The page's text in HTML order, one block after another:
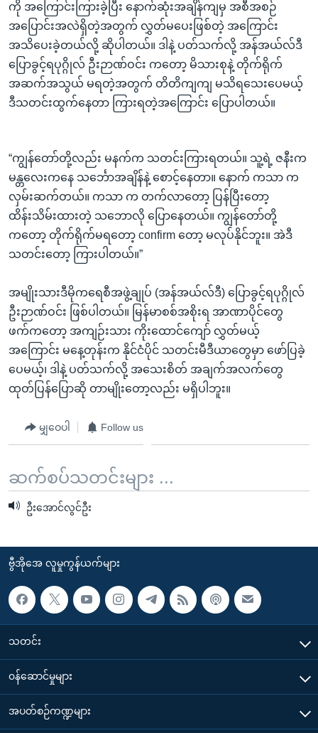
ကို အကြောင်းကြားခဲ့ပြီး နောက်ဆုံးအချိန်ကျမှ အစီအစဉ်
အပြောင်းအလဲရှိတဲ့အတွက် လွှတ်မပေးဖြစ်တဲ့ အကြောင်း
အသိပေးခဲ့တယ်လို့ ဆိုပါတယ်။ ဒါနဲ့ ပတ်သက်လို့ အန်အယ်လ်ဒီ
ပြောခွင့်ရပုဂ္ဂိုလ် ဦးဉာဏ်ဝင်း ကတော့ မိသားစုနဲ့ တိုက်ရိုက်
အဆက်အသွယ် မရတဲ့အတွက် တိတိကျကျ မသိရသေးပေမယ့်
ဒီသတင်းထွက်နေတာ ကြားရတဲ့အကြောင်း ပြောပါတယ်။
“ကျွန်တော်တို့လည်း မနက်က သတင်းကြားရတယ်။ သူ့ရဲ့ ဇနီးက
မန္တလေးကနေ သင်္ဘောအချိန်နဲ့ စောင့်နေတာ။ နောက် ကသာ က
လှမ်းဆက်တယ်။ ကသာ က တက်လာတော့ ပြန်ပြီးတော့
ထိန်းသိမ်းထားတဲ့ သဘောလို ပြောနေတယ်။ ကျွန်တော်တို့
ကတော့ တိုက်ရိုက်မရတော့ confirm တော့ မလုပ်နိုင်ဘူး။ အဲဒီ
သတင်းတော့ ကြားပါတယ်။”
အမျိုးသားဒီမိုကရေစီအဖွဲ့ချုပ် (အန်အယ်လ်ဒီ) ပြောခွင့်ရပုဂ္ဂိုလ်
ဦးဉာဏ်ဝင်း ဖြစ်ပါတယ်။ မြန်မာစစ်အစိုးရ အာဏာပိုင်တွေ
ဖက်ကတော့ အကျဉ်းသား ကိုးထောင်ကျော် လွှတ်မယ့်
အကြောင်း မနေ့တုန်းက နိုင်ငံပိုင် သတင်းမီဒီယာတွေမှာ ဖော်ပြခဲ့
ပေမယ့်၊ ဒါနဲ့ ပတ်သက်လို့ အသေးစိတ် အချက်အလက်တွေ
ထုတ်ပြန်ပြောဆို တာမျိုးတော့လည်း မရှိပါဘူး။
မျှဝေပါ Follow us
ဆက်စပ်သတင်းများ ...
ဦးအောင်လွင်ဦး
ဗွီအိုအေ လူမှုကွန်ယက်များ
သတင်း
၀န်ဆောင်မှုများ
အပတ်စဉ်ကဏ္ဍများ